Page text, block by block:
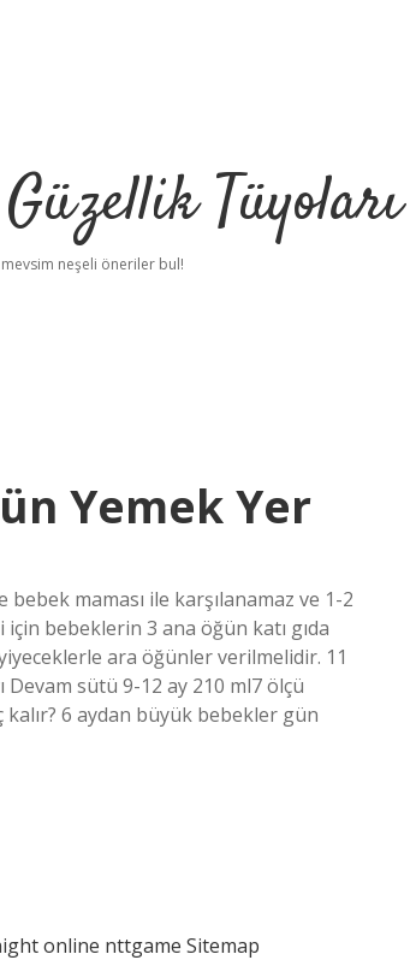
Tüyoları
neşeli öneriler bul!
Yemek Yer
maması ile karşılanamaz ve 1-2
için bebeklerin 3 ana öğün katı gıda
ara öğünler verilmelidir. 11
Devam sütü 9-12 ay 210 ml7 ölçü
kalır? 6 aydan büyük bebekler gün
online nttgame Sitemap